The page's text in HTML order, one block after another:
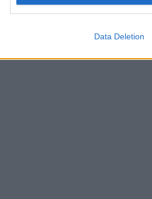
Data Deletion